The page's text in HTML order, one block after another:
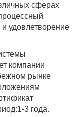
сферах
удовлетворение
компании
рынке
3 года.